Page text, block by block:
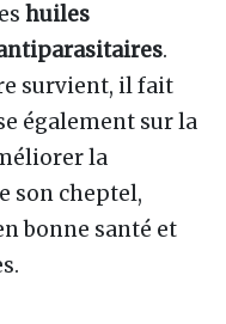
huiles
.
survient, il fait
également sur la
la
son cheptel,
bonne santé et